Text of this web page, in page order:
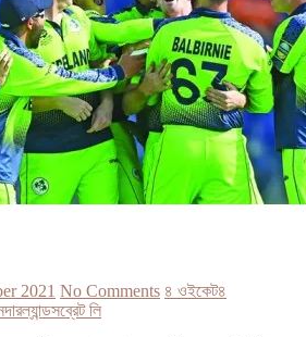
2021 No Comments ৪ ওইকেট৪
ব্রেট লি